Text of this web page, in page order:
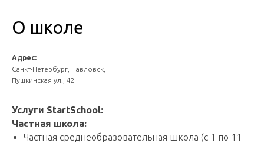
О школе
Адрес:
Санкт-Петербург, Павловск,
Пушкинская ул., 42
Услуги StartSchool:
Частная школа:
Частная среднеобразовательная школа (с 1 по 11